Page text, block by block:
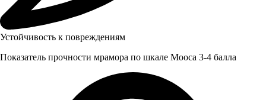
Устойчивость к повреждениям
Показатель прочности мрамора по шкале Мооса 3-4 балла